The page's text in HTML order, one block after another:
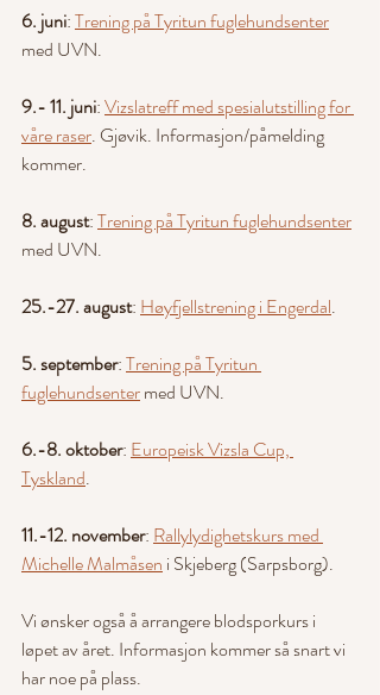
6. juni: Trening på Tyritun fuglehundsenter
med UVN.
9.- 11. juni: Vizslatreff med spesialutstilling for
våre raser. Gjøvik. Informasjon/påmelding
kommer.
8. august: Trening på Tyritun fuglehundsenter
med UVN.
25.-27. august: Høyfjellstrening i Engerdal.
5. september: Trening på Tyritun
fuglehundsenter med UVN.
6.-8. oktober: Europeisk Vizsla Cup,
Tyskland.
11.-12. november: Rallylydighetskurs med
Michelle Malmåsen i Skjeberg (Sarpsborg).
Vi ønsker også å arrangere blodsporkurs i
løpet av året. Informasjon kommer så snart vi
har noe på plass.